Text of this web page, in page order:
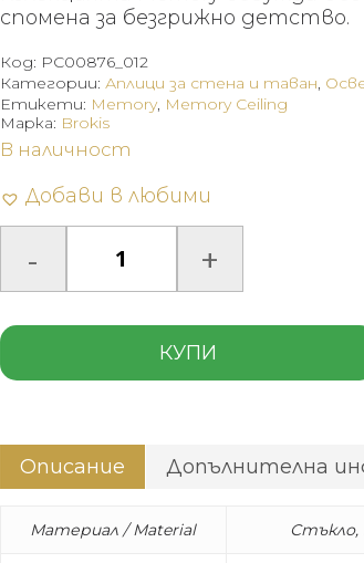
спомена за безгрижно детство.
Код: PC00876_012
Категории: Аплици за стена и таван,
Етикети: Memory, Memory Ceiling
В наличност
Добави в любими
КУПИ
Марка: Brokis
Описание Допълнителна
Материал / Material Стъкло,